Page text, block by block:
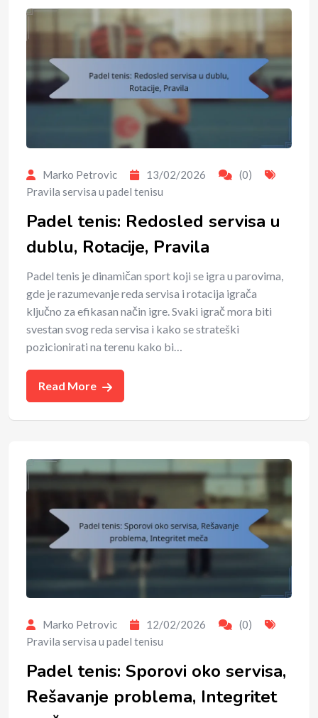
Marko Petrovic 13/02/2026
(0)
Pravila servisa u padel tenisu
Padel tenis: Redosled servisa u
dublu, Rotacije, Pravila
Padel tenis je dinamičan sport koji se igra u parovima,
gde je razumevanje reda servisa i rotacija igrača
ključno za efikasan način igre. Svaki igrač mora biti
svestan svog reda servisa i kako se strateški
pozicionirati na terenu kako bi…
Read More
Marko Petrovic 12/02/2026
(0)
Pravila servisa u padel tenisu
Padel tenis: Sporovi oko servisa,
Rešavanje problema, Integritet